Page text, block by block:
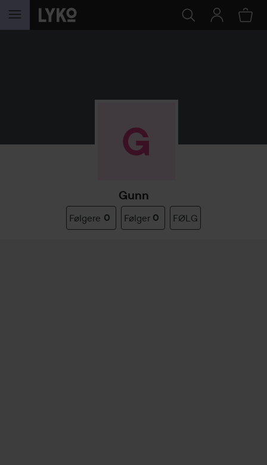
GÅ TIL INNHOLD
Gunn
Følgere 0 Følger 0 FØLG